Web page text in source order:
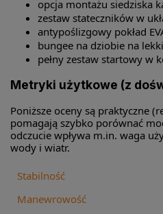
opcja montażu siedziska
zestaw stateczników w
antypoślizgowy pokład
bungee na dziobie na
pełny zestaw startowy w
Metryki użytkowe (z
Poniższe oceny są praktyczne
pomagają szybko porównać
odczucie wpływa m.in. waga
wody i wiatr.
Stabilność
Manewrowość